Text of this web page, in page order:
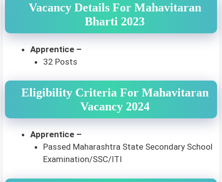
Vacancy Details For Mahavitaran
Bharti 2023
Apprentice –
32 Posts
Eligibility Criteria For Mahavitaran
Vacancy 2024
Apprentice –
Passed Maharashtra State Secondary School
Examination/SSC/ITI